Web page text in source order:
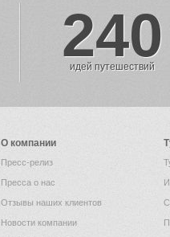
240
идей путешествий
О компании
Пресс-релиз
Пресса о нас
Отзывы наших клиентов
Новости компании